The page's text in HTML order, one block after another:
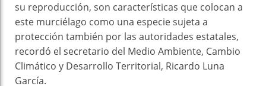
su reproducción, son características que colocan a
este murciélago como una especie sujeta a
protección también por las autoridades estatales,
recordó el secretario del Medio Ambiente, Cambio
Climático y Desarrollo Territorial, Ricardo Luna
García.